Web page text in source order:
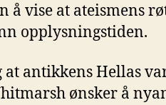
å vise at ateismens
opplysningstiden.
antikkens Hellas
ønsker å